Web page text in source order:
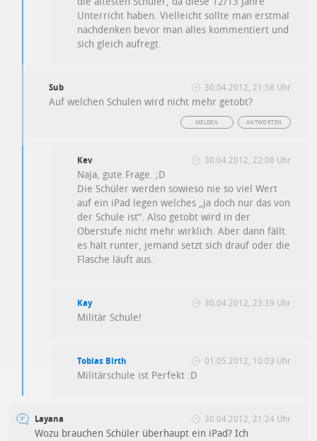
Unterricht haben. Vielleicht sollte man erstmal
nachdenken bevor man alles kommentiert und
sich gleich aufregt.
Sub 30.04.2012, 21:58 Uhr
Auf welchen Schulen wird nicht mehr getobt?
ANTWORTEN
MELDEN
Kev 30.04.2012, 22:08 Uhr
Naja, gute Frage. ;D
Die Schüler werden sowieso nie so viel Wert
auf ein iPad legen welches „ja doch nur das von
der Schule ist“. Also getobt wird in der
Oberstufe nicht mehr wirklich. Aber dann fällt
es halt runter, jemand setzt sich drauf oder die
Flasche läuft aus.
Kay 30.04.2012, 23:39 Uhr
Militär Schule!
Tobias Birth 01.05.2012, 10:03 Uhr
Militärschule ist Perfekt :D
Layana 30.04.2012, 21:24 Uhr
Wozu brauchen Schüler überhaupt ein iPad? Ich